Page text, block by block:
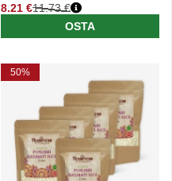
8.21 €
Normaali hinta
11.73 €
OSTA
50%